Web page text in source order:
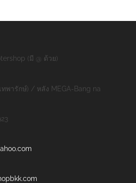
(มี @ ด้วย)
ทพารักษ์) / หลัง MEGA-Bang na